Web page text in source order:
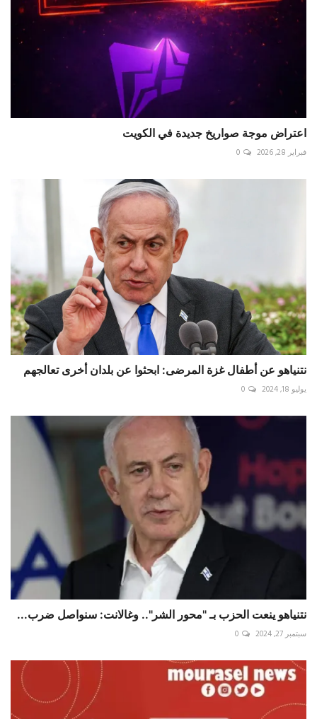
اعتراض موجة صواريخ جديدة في الكويت
فبراير 28, 2026 0
نتنياهو عن أطفال غزة المرضى: ابحثوا عن بلدان أخرى تعالجهم
يوليو 18, 2024 0
نتنياهو ينعت الحزب بـ "محور الشر".. وغالانت: سنواصل ضرب...
سبتمبر 27, 2024 0